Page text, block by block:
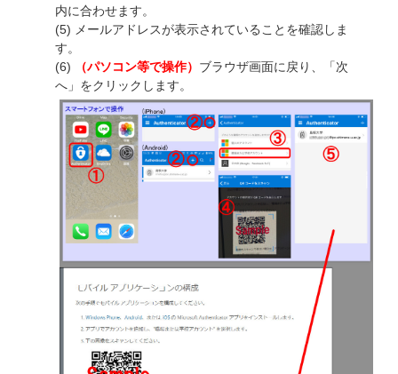
内に合わせます。
(5) メールアドレスが表示されていることを確認しま
す。
(6)
（パソコン等で操作） ブラウザ画面に戻り、「次
へ」をクリックします。